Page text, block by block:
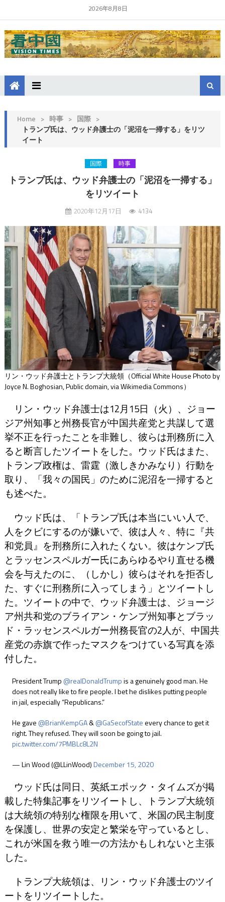
2026年8月8日
Home > 時事 > 国際 >
トランプ氏は、ウッド弁護士の「泥沼を一掃する」をリツ
イート
国際 時事
トランプ氏は、ウッド弁護士の「泥沼を一掃する」
をリツイート
2020年12月17日 4134
リン・ウッド弁護士とトランプ大統領（Official White House Photo by
Joyce N. Boghosian, Public domain, via Wikimedia Commons）
リン・ウッド弁護士は12月15日（火）、ジョー
ジア州知事と州務長官が中国共産党と共謀して選
挙不正を行ったことを非難し、彼らは刑務所に入
ると断言したツイートをした。ウッド氏はまた、
トランプ政権は、雷霆（激しきかみなり）行動を
取り、「我々の国民」のために泥沼を一掃すると
も述べた。
ウッド氏は、「トランプ氏は本当にいい人で、
人をクビにするのが嫌いで、彼は人々、特に『共
和党員』を刑務所に入れたくない。彼はケンプ氏
とラッセンスペルガー氏にあらゆるやり直せる機
会を与えたのに、（しかし）彼らはそれを拒否し
た、すぐに刑務所に入ってしまう」とツイートし
た。ツイートの中で、ウッド弁護士は、ジョージ
ア州共和党のブライアン・ケンプ州知事とブラッ
ド・ラッセンスペルガー州務長官の2人が、中国共
産党の赤旗で作ったマスクをつけている写真を添
付した。
President Trump @realDonaldTrumpis a genuinely good man. He
does not really like to fire people. I bet he dislikes putting people
in jail, especially “Republicans.”
He gave @BrianKempGA&@GaSecofStateevery chance to get it
right. They refused. They will soon be going to jail.
pic.twitter.com/7PMBLc8L2N
— Lin Wood (@LLinWood)December 15, 2020
ウッド氏は同日、英紙エポック・タイムズが掲
載した特集記事をリツイートし、トランプ大統領
は大統領の特别な権限を用いて、米国の民主制度
を保護し、世界の安定と繁栄を守っているとし、
これが米国を救う唯一の方法かもしれないと主張
した。
トランプ大統領は、リン・ウッド弁護士のツイ
ートをリツイートした。